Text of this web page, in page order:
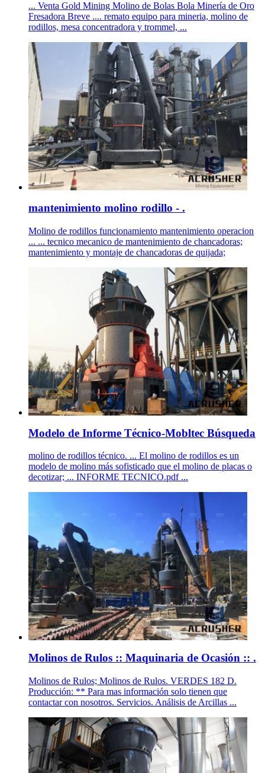
... Venta Gold Mining Molino de Bolas Bola Minería de Oro
Fresadora Breve .... remato equipo para mineria, molino de
rodillos, mesa concentradora y trommel, ...
mantenimiento molino rodillo - .
Molino de rodillos funcionamiento mantenimiento operacion
... ... tecnico mecanico de mantenimiento de chancadoras;
mantenimiento y montaje de chancadoras de quijada;
Modelo de Informe Técnico-Mobltec Búsqueda
molino de rodillos técnico. ... El molino de rodillos es un
modelo de molino más sofisticado que el molino de placas o
decotizar; ... INFORME TECNICO.pdf ...
Molinos de Rulos :: Maquinaria de Ocasión :: .
Molinos de Rulos; Molinos de Rulos. VERDES 182 D.
Producción: ** Para mas información solo tienen que
contactar con nosotros. Servicios. Análisis de Arcillas ...